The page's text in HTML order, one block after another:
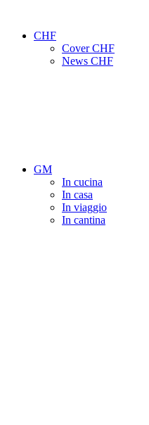
CHF
Cover CHF
News CHF
GM
In cucina
In casa
In viaggio
In cantina